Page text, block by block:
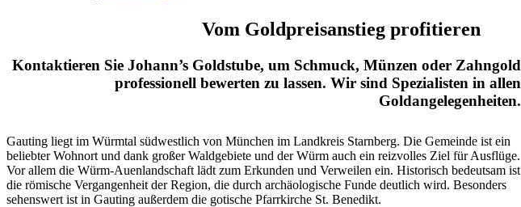
Vom Goldpreisanstieg profitieren
Kontaktieren Sie Johann’s Goldstube, um Schmuck, Münzen oder Zahngold
professionell bewerten zu lassen. Wir sind Spezialisten in allen
Goldangelegenheiten.
Gauting liegt im Würmtal südwestlich von München im Landkreis Starnberg. Die Gemeinde ist ein
beliebter Wohnort und dank großer Waldgebiete und der Würm auch ein reizvolles Ziel für Ausflüge.
Vor allem die Würm-Auenlandschaft lädt zum Erkunden und Verweilen ein. Historisch bedeutsam ist
die römische Vergangenheit der Region, die durch archäologische Funde deutlich wird. Besonders
sehenswert ist in Gauting außerdem die gotische Pfarrkirche St. Benedikt.